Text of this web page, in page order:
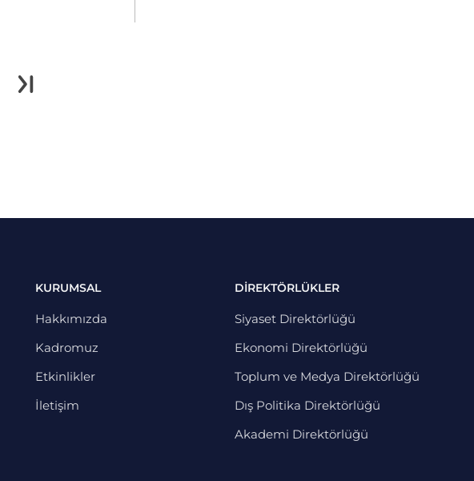
KURUMSAL
Hakkımızda
Kadromuz
Etkinlikler
İletişim
DİREKTÖRLÜKLER
Siyaset Direktörlüğü
Ekonomi Direktörlüğü
Toplum ve Medya Direktörlüğü
Dış Politika Direktörlüğü
Akademi Direktörlüğü